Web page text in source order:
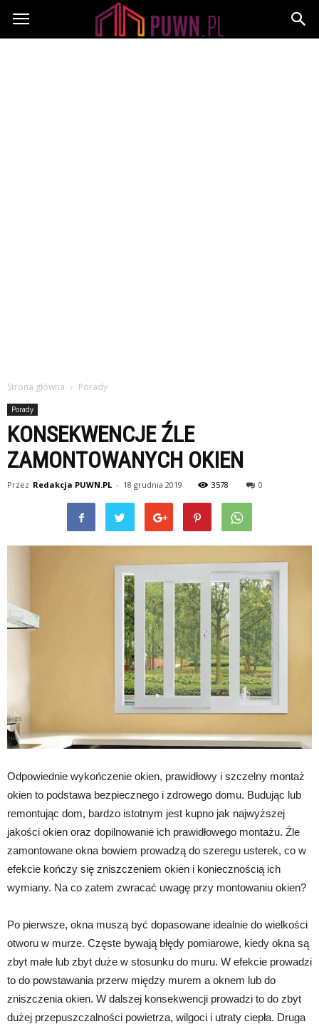
PUWN.pl
Strona główna Porady
Porady
KONSEKWENCJE ŹLE
ZAMONTOWANYCH OKIEN
Przez Redakcja PUWN.PL - 18 grudnia 2019 3578 0
Odpowiednie wykończenie okien, prawidłowy i szczelny montaż
okien to podstawa bezpiecznego i zdrowego domu. Budując lub
remontując dom, bardzo istotnym jest kupno jak najwyższej
jakości okien oraz dopilnowanie ich prawidłowego montażu. Źle
zamontowane okna bowiem prowadzą do szeregu usterek, co w
efekcie kończy się zniszczeniem okien i koniecznością ich
wymiany. Na co zatem zwracać uwagę przy montowaniu okien?
Po pierwsze, okna muszą być dopasowane idealnie do wielkości
otworu w murze. Częste bywają błędy pomiarowe, kiedy okna są
zbyt małe lub zbyt duże w stosunku do muru. W efekcie prowadzi
to do powstawania przerw między murem a oknem lub do
zniszczenia okien. W dalszej konsekwencji prowadzi to do zbyt
dużej przepuszczalności powietrza, wilgoci i utraty ciepła. Druga